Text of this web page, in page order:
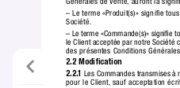
– Le terme «Produit(s)» signiﬁe
Société.
– Le terme «Commande(s)» signiﬁe
le Client acceptée par notre Société
des présentes Conditions
2.2 Modiﬁcation
2.2.1 Les Commandes transmises à
pour le Client, sauf acceptation